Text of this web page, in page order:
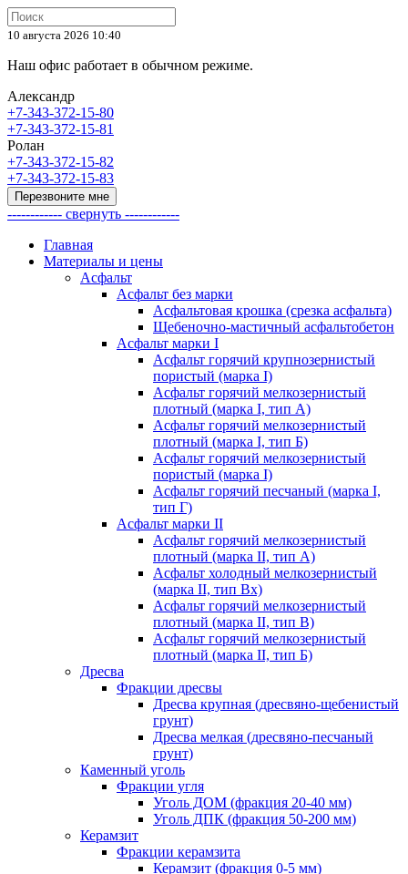
10 августа 2026 10:40
Наш офис работает в обычном режиме.
Александр
+7-343-372-15-80
+7-343-372-15-81
Ролан
+7-343-372-15-82
+7-343-372-15-83
Перезвоните мне
------------ свернуть ------------
Главная
Материалы и цены
Асфальт
Асфальт без марки
Асфальтовая крошка (срезка асфальта)
Щебеночно-мастичный асфальтобетон
Асфальт марки I
Асфальт горячий крупнозернистый
пористый (марка I)
Асфальт горячий мелкозернистый
плотный (марка I, тип А)
Асфальт горячий мелкозернистый
плотный (марка I, тип Б)
Асфальт горячий мелкозернистый
пористый (марка I)
Асфальт горячий песчаный (марка I,
тип Г)
Асфальт марки II
Асфальт горячий мелкозернистый
плотный (марка II, тип А)
Асфальт холодный мелкозернистый
(марка II, тип Вх)
Асфальт горячий мелкозернистый
плотный (марка II, тип В)
Асфальт горячий мелкозернистый
плотный (марка II, тип Б)
Дресва
Фракции дресвы
Дресва крупная (дресвяно-щебенистый
грунт)
Дресва мелкая (дресвяно-песчаный
грунт)
Каменный уголь
Фракции угля
Уголь ДОМ (фракция 20-40 мм)
Уголь ДПК (фракция 50-200 мм)
Керамзит
Фракции керамзита
Керамзит (фракция 0-5 мм)